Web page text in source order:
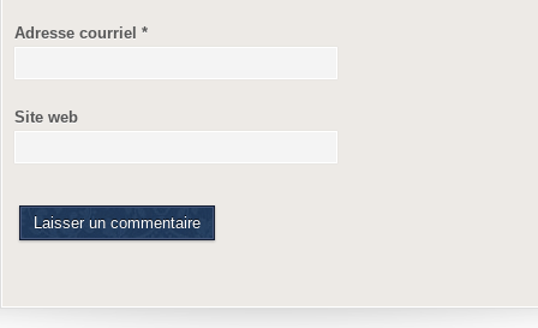
Adresse courriel *
Site web